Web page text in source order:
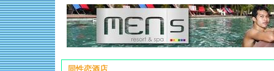
同性恋酒店